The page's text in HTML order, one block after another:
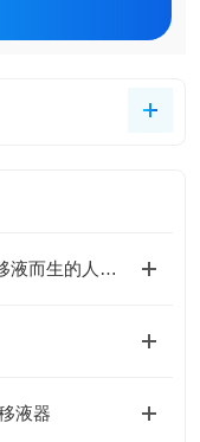
Eppendorf Research 3 neo——为精准移液而生的人体工学革新
液器